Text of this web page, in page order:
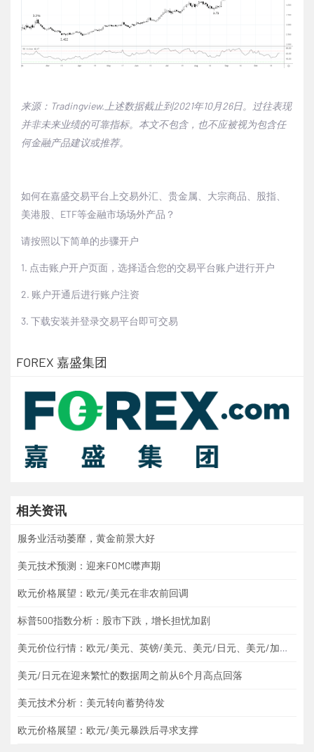
来源：Tradingview.上述数据截止到2021年10月26日。过往表现
并非未来业绩的可靠指标。本文不包含，也不应被视为包含任
何金融产品建议或推荐。
如何在嘉盛交易平台上交易外汇、贵金属、大宗商品、股指、
美港股、ETF等金融市场场外产品？
请按照以下简单的步骤开户
1. 点击账户开户页面 ，选择适合您的交易平台账户进行开户
2. 账户开通后进行账户注资
3. 下载安装并登录交易平台即可交易
FOREX 嘉盛集团
相关资讯
服务业活动萎靡，黄金前景大好
美元技术预测：迎来FOMC噤声期
欧元价格展望：欧元/美元在非农前回调
标普500指数分析：股市下跌，增长担忧加剧
美元价位行情：欧元/美元、英镑/美元、美元/日元、美元/加元、黄金
美元/日元在迎来繁忙的数据周之前从6个月高点回落
美元技术分析：美元转向蓄势待发
欧元价格展望：欧元/美元暴跌后寻求支撑